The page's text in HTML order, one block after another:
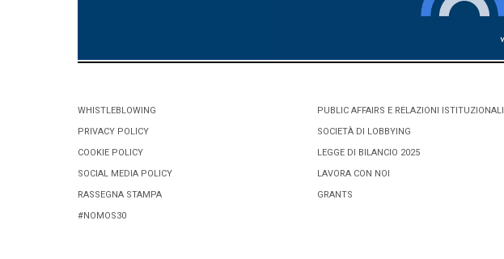
WHISTLEBLOWING
PRIVACY POLICY
COOKIE POLICY
SOCIAL MEDIA POLICY
RASSEGNA STAMPA
#NOMOS30
PUBLIC AFFAIRS E RELAZIONI ISTITUZIONALI
SOCIETÀ DI LOBBYING
LEGGE DI BILANCIO 2025
LAVORA CON NOI
GRANTS